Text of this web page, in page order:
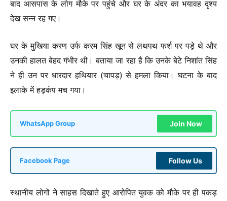
बाद आसपास के लोग मौके पर पहुंचे और घर के अंदर का भयावह दृश्य
देख सन्न रह गए।
घर के मुखिया करण उर्फ करम सिंह खून से लथपथ फर्श पर पड़े थे और
उनकी हालत बेहद गंभीर थी। बताया जा रहा है कि उनके बेटे निशांत सिंह
ने ही उन पर धारदार हथियार (चापड़) से हमला किया। घटना के बाद
इलाके में हड़कंप मच गया।
WhatsApp Group Join Now
Facebook Page Follow Us
स्थानीय लोगों ने साहस दिखाते हुए आरोपित युवक को मौके पर ही पकड़